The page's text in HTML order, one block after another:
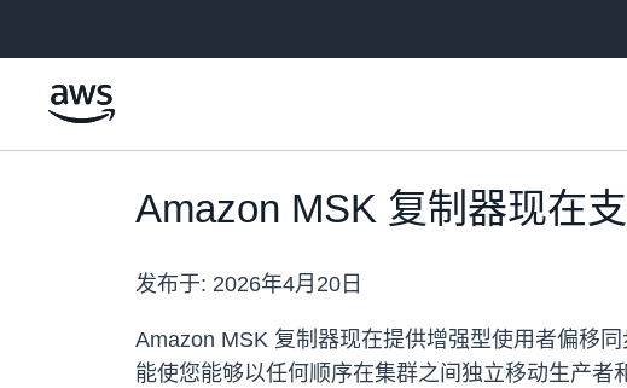
Amazon MSK 复制器现在
发布于: 2026年4月20日
Amazon MSK 复制器现在提供增强型使用者偏移
能使您能够以任何顺序在集群之间独立移动生产者